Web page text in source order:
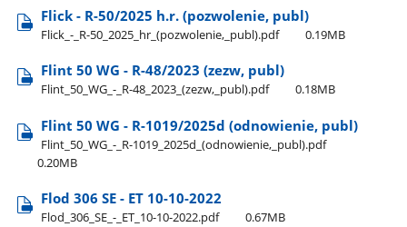
Flick - R-50/2025 h.r. (pozwolenie, publ)
Flick​_-​_R-50​_2025​_hr​_(pozwolenie,​_publ).pdf 0.19MB
Flint 50 WG - R-48/2023 (zezw, publ)
Flint​_50​_WG​_-​_R-48​_2023​_(zezw,​_publ).pdf 0.18MB
Flint 50 WG - R-1019/2025d (odnowienie, publ)
Flint​_50​_WG​_-​_R-1019​_2025d​_(odnowienie,​_publ).pdf
0.20MB
Flod 306 SE - ET 10-10-2022
Flod​_306​_SE​_-​_ET​_10-10-2022.pdf 0.67MB